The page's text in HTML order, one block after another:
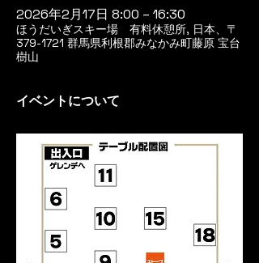
2026年2月17日 8:00 – 16:30
ほうだいぎスキー場 有料休憩所, 日本、〒
379-1721 群馬県利根郡みなかみ町藤原 宝台
樹山
イベントについて